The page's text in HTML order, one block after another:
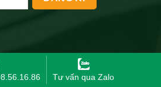
Tư vấn qua Zalo